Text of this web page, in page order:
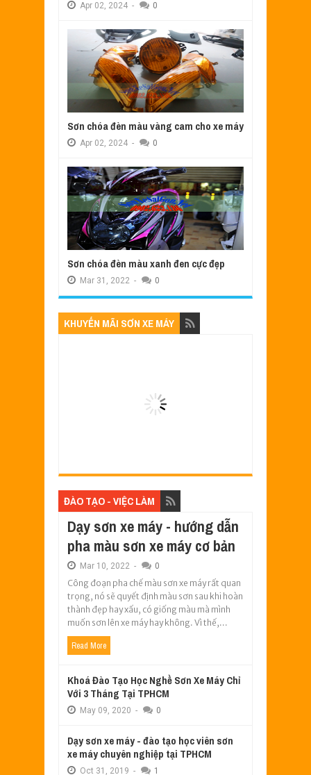
Apr 02, 2024 - 0
Sơn chóa đèn màu vàng cam cho xe máy
Apr 02, 2024 - 0
Sơn chóa đèn màu xanh đen cực đẹp
Mar 31, 2022 - 0
KHUYẾN MÃI SƠN XE MÁY
ĐÀO TẠO - VIỆC LÀM
Dạy sơn xe máy - hướng dẫn
pha màu sơn xe máy cơ bản
Mar 10, 2022 - 0
Công đoạn pha chế màu sơn xe máy rất quan
trọng, nó sẽ quyết định màu sơn sau khi hoàn
thành đẹp hay xấu, có giống màu mà mình
muốn sơn lên xe máy hay không. Vì thế,...
Read More
Khoá Đào Tạo Học Nghề Sơn Xe Máy Chỉ
Với 3 Tháng Tại TPHCM
May 09, 2020 - 0
Dạy sơn xe máy - đào tạo học viên sơn
xe máy chuyên nghiệp tại TPHCM
Oct 31, 2019 - 1